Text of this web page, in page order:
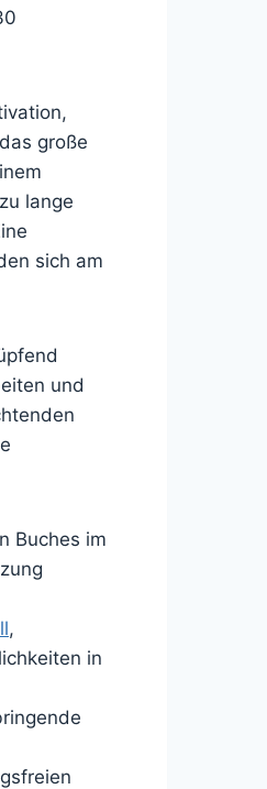
große
lange
sich am
und
Buches im
,
in